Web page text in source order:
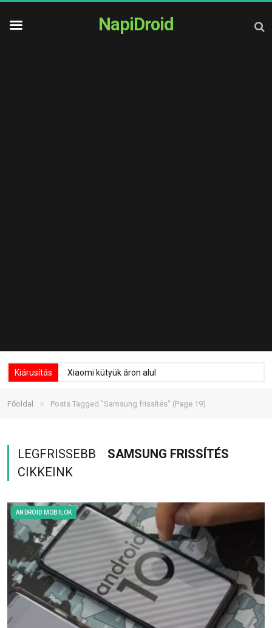
NapiDroid
Kiárusítás Xiaomi kütyük áron alul
Főoldal » Posts Tagged "Samsung frissítés" (Page 19)
LEGFRISSEBB
SAMSUNG FRISSÍTÉS
CIKKEINK
ANDROID MOBILOK